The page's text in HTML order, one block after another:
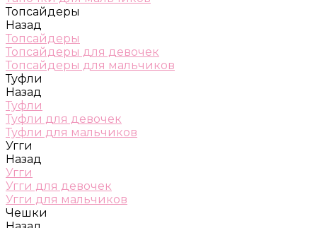
Топсайдеры
Назад
Топсайдеры
Топсайдеры для девочек
Топсайдеры для мальчиков
Туфли
Назад
Туфли
Туфли для девочек
Туфли для мальчиков
Угги
Назад
Угги
Угги для девочек
Угги для мальчиков
Чешки